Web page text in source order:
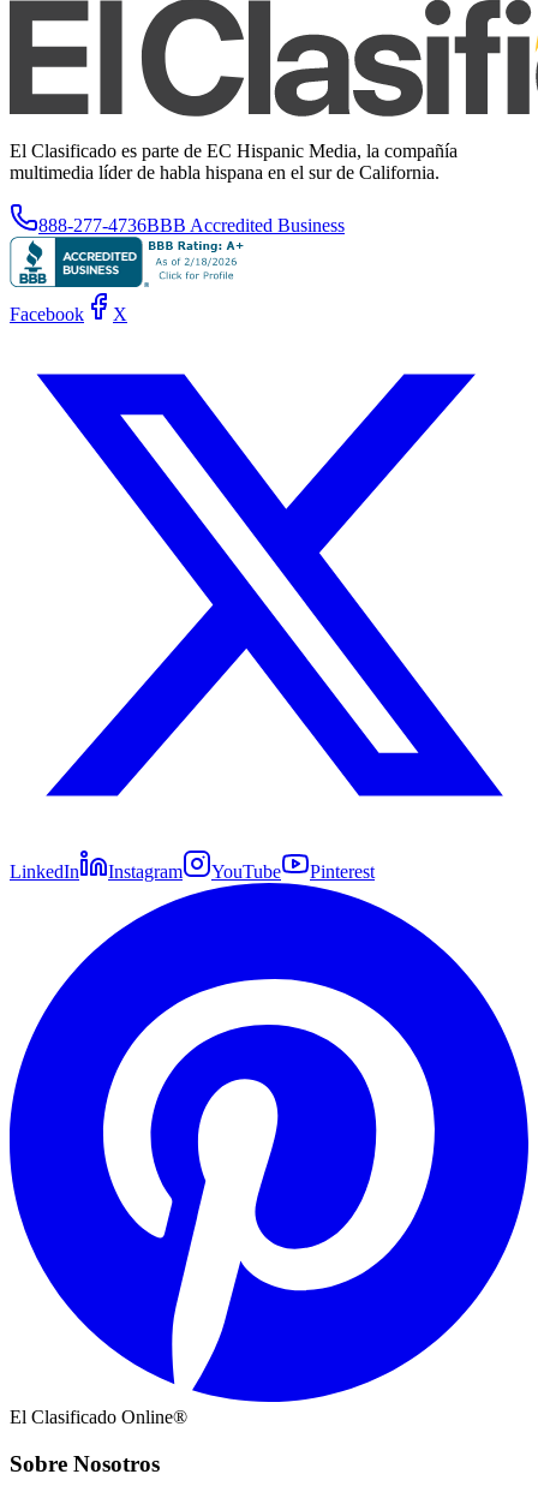
El Clasificado es parte de EC Hispanic Media, la compañía
multimedia líder de habla hispana en el sur de California.
888-277-4736BBB Accredited Business
Facebook X
LinkedIn Instagram YouTube Pinterest
El Clasificado Online®
Sobre Nosotros